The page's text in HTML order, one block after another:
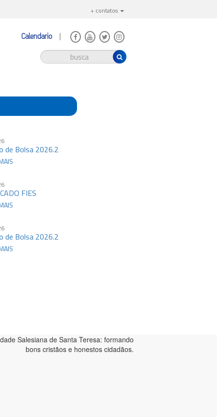
+ contatos
Calendário
de Bolsa 2026.2
FIES
de Bolsa 2026.2
Salesiana de Santa Teresa: formando
bons cristãos e honestos cidadãos.